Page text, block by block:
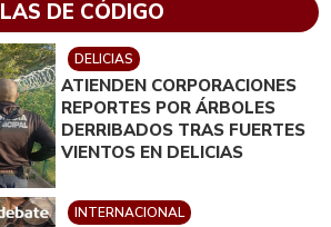
LAS DE CÓDIGO
DELICIAS
ATIENDEN CORPORACIONES
REPORTES POR ÁRBOLES
DERRIBADOS TRAS FUERTES
VIENTOS EN DELICIAS
INTERNACIONAL